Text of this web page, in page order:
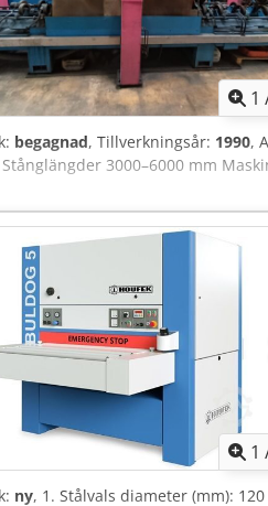
1
begagnad, Tillverkningsår: 1990,
Stånglängder 3000–6000 mm
1
ny, 1. Stålvals diameter (mm):